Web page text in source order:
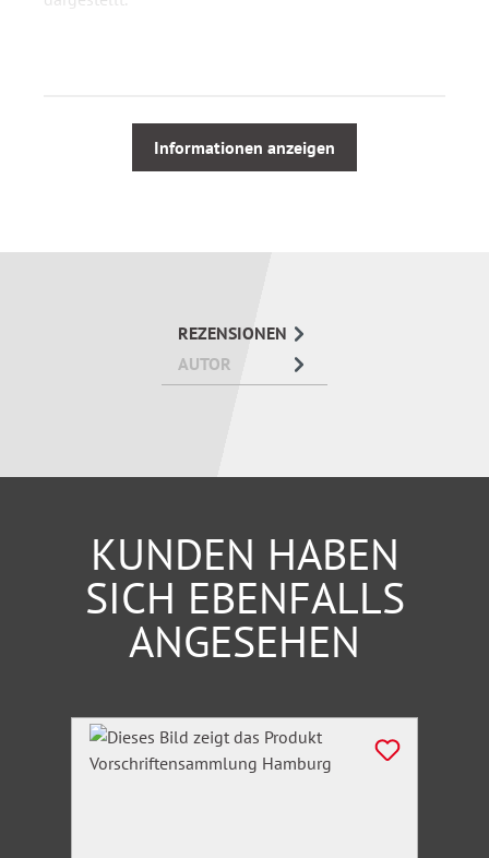
und Materialkunde das Ganze ab.
über umfangreiches Praxiswissen. Und so gelingt es
Inhaltsübersicht
Informationen anzeigen
REZENSIONEN
AUTOR
KUNDEN HABEN
SICH EBENFALLS
ANGESEHEN
Produktgalerie überspringen